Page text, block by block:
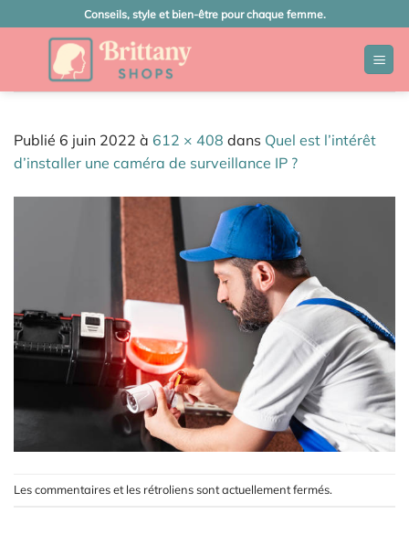
au
Conseils, style et bien-être pour chaque femme.
Publié 6 juin 2022 à 612 × 408 dans Quel est l’intérêt
d’installer une caméra de surveillance IP ?
Les commentaires et les rétroliens sont actuellement fermés.